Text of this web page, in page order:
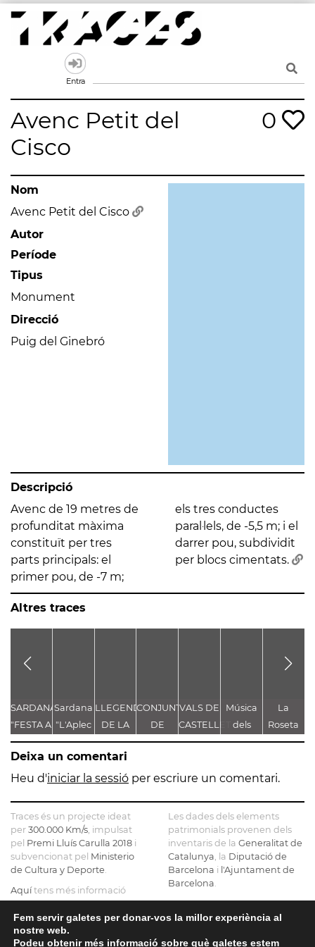
Skip
content
Un mapa de la memòria obert a tothom
Entra
Avenc Petit del
Cisco
0
Nom
Avenc Petit del Cisco
Autor
Període
Tipus
Monument
Direcció
Puig del Ginebró
Descripció
Avenc de 19 metres de
profunditat màxima
constituït per tres
parts principals: el
primer pou, de -7 m;
els tres conductes
paral·lels, de -5,5 m; i el
darrer pou, subdividit
per blocs cimentats.
Altres traces
SARDANA
"FESTA A
CASTELLET"
Sardana
"L'Aplec
d'Artés"
LLEGENDA
DE LA
TROBALLA
DE LA
MARE
CASTELLET
CONJUNT
DE
LLEGENDES
AL CAMÍ
VALS DE
CASTELLET
Música
dels
Pastorets
La
Roseta
de
o de
fem
borbons
a la
Deixa un comentari
Heu d'iniciar la sessió per escriure un comentari.
Traces és un projecte ideat
per 300.000 Km/s , impulsat
pel Premi Lluís Carulla 2018 i
subvencionat pel Ministerio
de Cultura y Deporte
Aquítens més informació
sobre el projecte
Si ens vols contactar pots fer-
ho a info@tracesmap.org
Les dades dels elements
patrimonials provenen dels
inventaris de la Generalitat de
Catalunya , la Diputació de
Barcelona i l'Ajuntament de
Barcelona
El mapa base ha estat
realitzat amb dades de la
, l'Institut Cartogràfic i
Fem servir galetes per donar-vos la millor experiència al
nostre web.
Podeu obtenir més informació sobre què galetes estem